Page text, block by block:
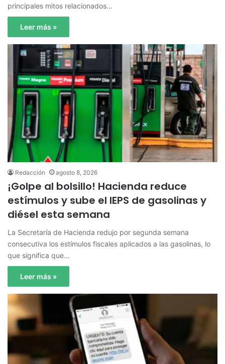
principales mitos relacionados…
Leer más »
Redacción agosto 8, 2026
¡Golpe al bolsillo! Hacienda reduce
estímulos y sube el IEPS de gasolinas y
diésel esta semana
La Secretaría de Hacienda redujo por segunda semana
consecutiva los estímulos fiscales aplicados a las gasolinas, lo
que significa que…
Leer más »